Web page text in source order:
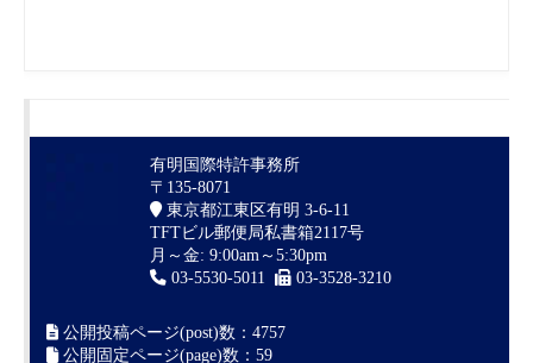
有明国際特許事務所
〒135-8071
東京都江東区有明 3-6-11
TFTビル郵便局私書箱2117号
月～金: 9:00am～5:30pm
03-5530-5011
03-3528-3210
公開投稿ページ(post)数：4757
公開固定ページ(page)数：59